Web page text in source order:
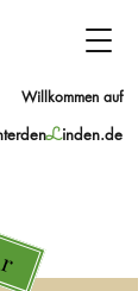
Willkommen auf
Linden.de